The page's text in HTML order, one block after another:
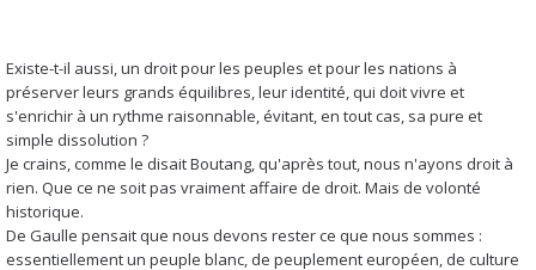
Existe-t-il aussi, un droit pour les peuples et pour les nations à
préserver leurs grands équilibres, leur identité, qui doit vivre et
s'enrichir à un rythme raisonnable, évitant, en tout cas, sa pure et
simple dissolution ?
Je crains, comme le disait Boutang, qu'après tout, nous n'ayons droit à
rien. Que ce ne soit pas vraiment affaire de droit. Mais de volonté
historique.
De Gaulle pensait que nous devons rester ce que nous sommes :
essentiellement un peuple blanc, de peuplement européen, de culture